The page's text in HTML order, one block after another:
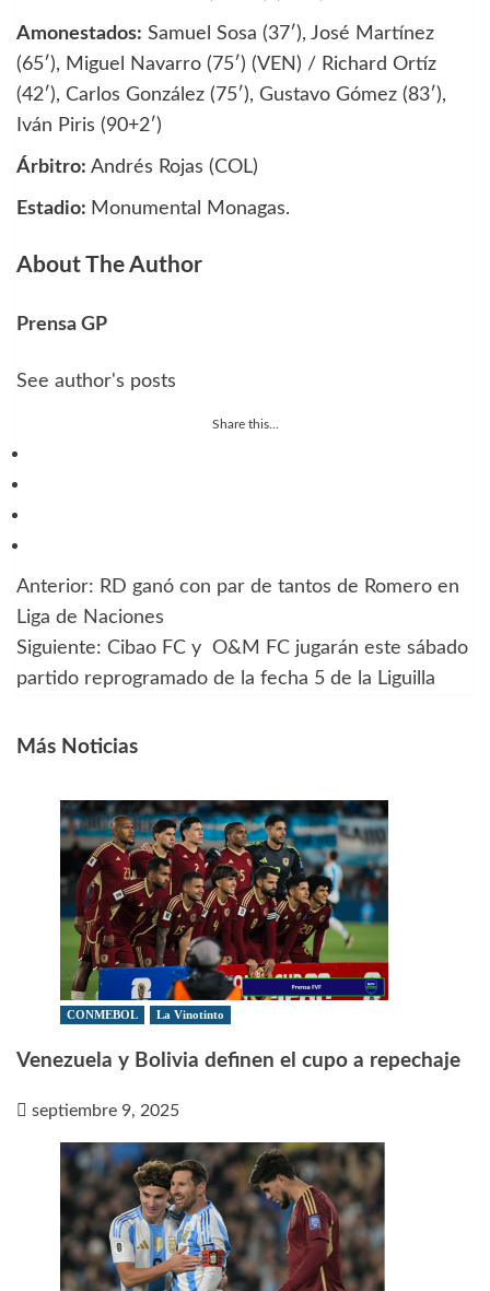
Amonestados: Samuel Sosa (37′), José Martínez
(65′), Miguel Navarro (75′) (VEN) / Richard Ortíz
(42′), Carlos González (75′), Gustavo Gómez (83′),
Iván Piris (90+2′)
Árbitro: Andrés Rojas (COL)
Estadio: Monumental Monagas.
About The Author
Prensa GP
See author's posts
Share this...
Navegación
de
entradas
Anterior: RD ganó con par de tantos de Romero en
Liga de Naciones
Siguiente: Cibao FC y O&M FC jugarán este sábado
partido reprogramado de la fecha 5 de la Liguilla
Más Noticias
CONMEBOL La Vinotinto
Venezuela y Bolivia definen el cupo a repechaje
septiembre 9, 2025